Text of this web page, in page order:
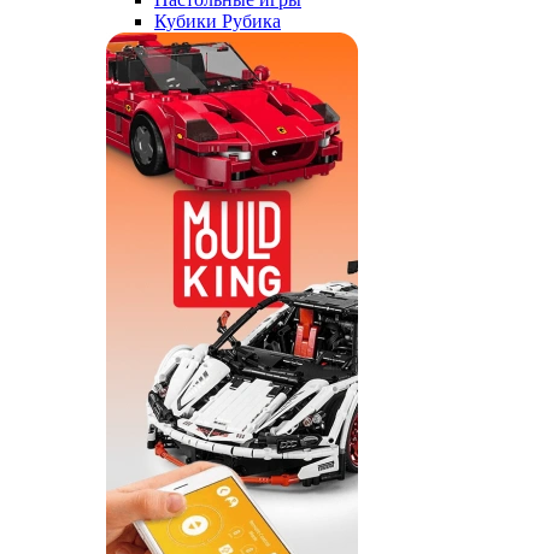
Кубики Рубика